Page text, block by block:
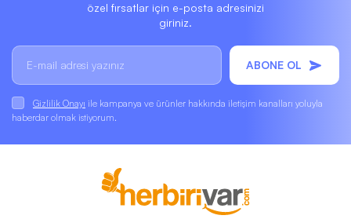
özel fırsatlar için e-posta adresinizi
giriniz.
ABONE OL
Gizlilik Onayı ile kampanya ve ürünler hakkında iletişim kanalları yoluyla
haberdar olmak istiyorum.